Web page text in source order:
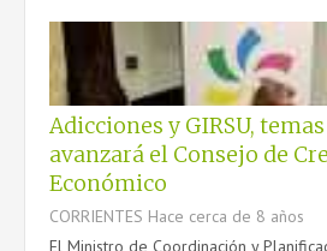
Adicciones y GIRSU,
avanzará el Consejo de
Económico
CORRIENTES Hace cerca de 8 años
El Ministro de Coordinación y